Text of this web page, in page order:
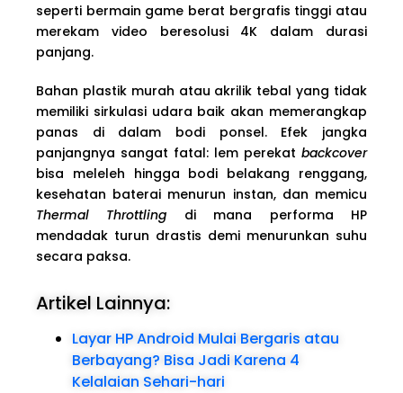
seperti bermain game berat bergrafis tinggi atau
merekam video beresolusi 4K dalam durasi
panjang.
Bahan plastik murah atau akrilik tebal yang tidak
memiliki sirkulasi udara baik akan memerangkap
panas di dalam bodi ponsel. Efek jangka
panjangnya sangat fatal: lem perekat backcover
bisa meleleh hingga bodi belakang renggang,
kesehatan baterai menurun instan, dan memicu
Thermal Throttling di mana performa HP
mendadak turun drastis demi menurunkan suhu
secara paksa.
Artikel Lainnya:
Layar HP Android Mulai Bergaris atau
Berbayang? Bisa Jadi Karena 4
Kelalaian Sehari-hari